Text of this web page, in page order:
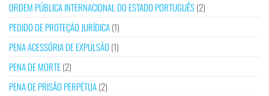
ORDEM PÚBLICA INTERNACIONAL DO ESTADO PORTUGUÊS(2)
PEDIDO DE PROTEÇÃO JURÍDICA(1)
PENA ACESSÓRIA DE EXPULSÃO (1)
PENA DE MORTE(2)
PENA DE PRISÃO PERPÉTUA(2)